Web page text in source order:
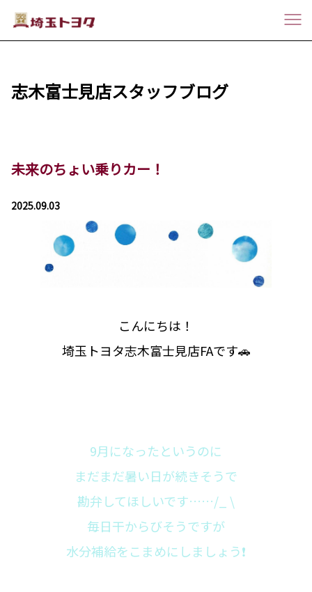
志木富士見店スタッフブログ
未来のちょい乗りカー！
2025.09.03
こんにちは！
埼玉トヨタ志木富士見店FAです🚗
9月になったというのに
まだまだ暑い日が続きそうで
勘弁してほしいです……/_ \
毎日干からびそうですが
水分補給をこまめにしましょう❗